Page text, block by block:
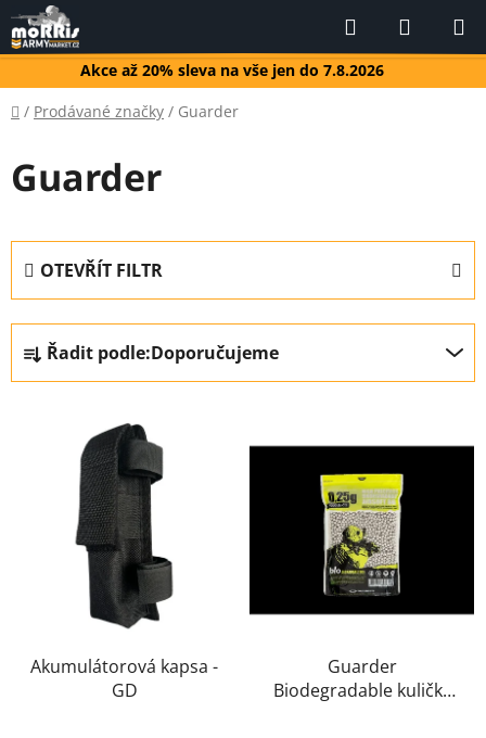
Přejít
na
obsah
Akce až 20% sleva na vše jen do 7.8.2026
Hledat
KOŠÍK
Domů
/ Prodávané značky / Guarder
Guarder
OTEVŘÍT FILTR
Ř
a
z
Řadit podle:Doporučujeme
Akumulátorová kapsa -
GD
Guarder
Biodegradable kuličky